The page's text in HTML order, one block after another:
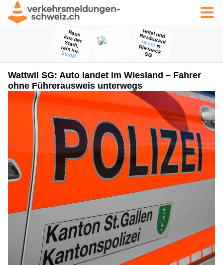
Wattwil SG: Auto landet im Wiesland – Fahrer
ohne Führerausweis unterwegs